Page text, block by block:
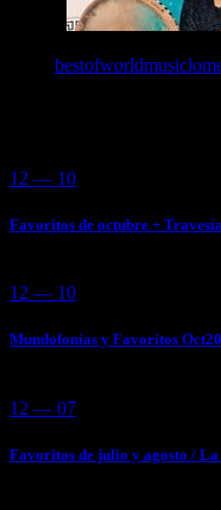
bestofworldmusic
12 — 10
Favoritos de octubre +
12 — 10
Mundofonías y Favoritos
12 — 07
Favoritos de julio y agosto /